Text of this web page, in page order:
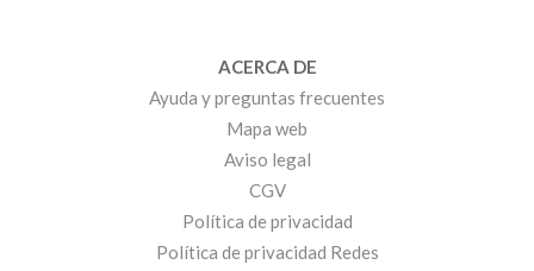
ACERCA DE
Ayuda y preguntas frecuentes
Mapa web
Aviso legal
CGV
Política de privacidad
Política de privacidad Redes